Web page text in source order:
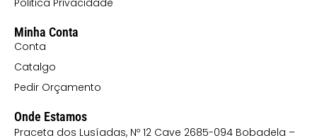
Politica Privacidade
Minha Conta
Conta
Catalgo
Pedir Orçamento
Onde Estamos
Praceta dos Lusíadas, Nº 12 Cave 2685-094 Bobadela –